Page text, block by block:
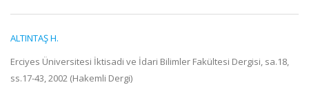
ALTINTAŞ H.
Erciyes Üniversitesi İktisadi ve İdari Bilimler Fakültesi Dergisi, sa.18,
ss.17-43, 2002 (Hakemli Dergi)